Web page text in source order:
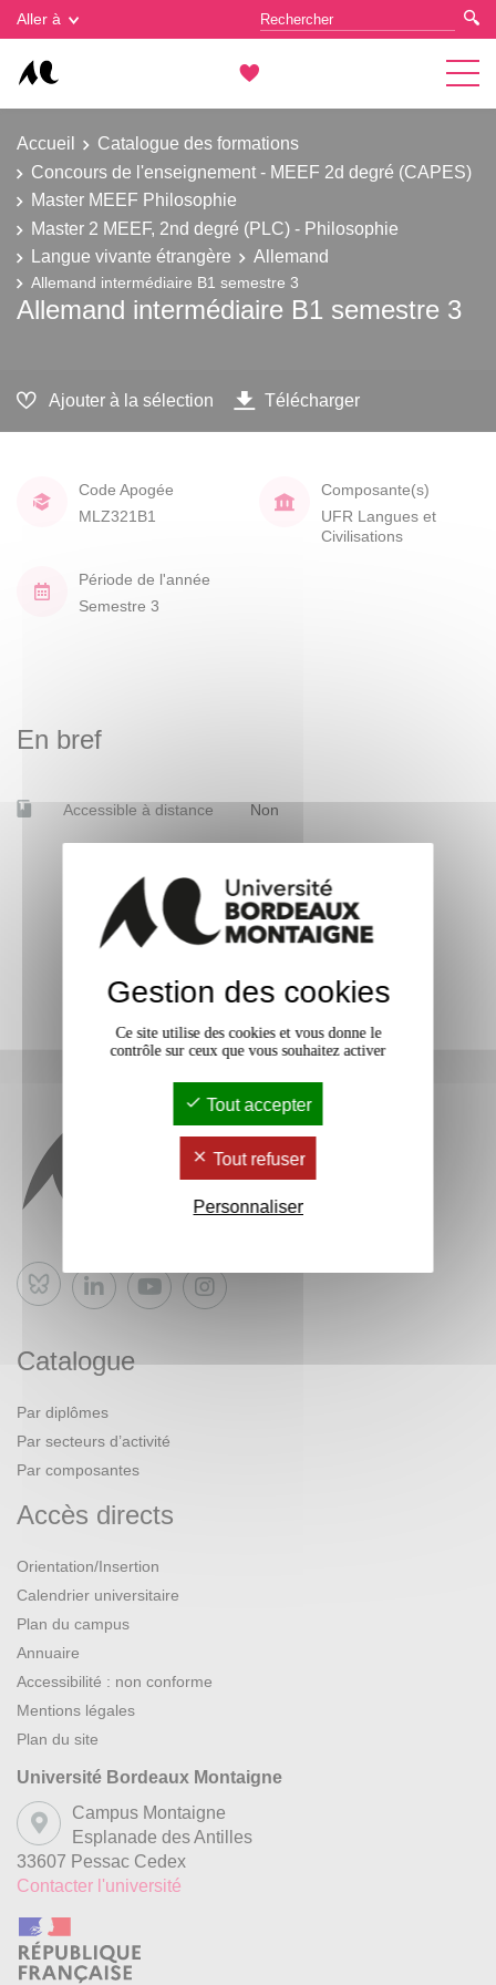
Aller à
Accueil
Catalogue des formations
Concours de l'enseignement - MEEF 2d degré (CAPES)
Master MEEF Philosophie
Master 2 MEEF, 2nd degré (PLC) - Philosophie
Langue vivante étrangère
Allemand
Allemand intermédiaire B1 semestre 3
Allemand intermédiaire B1 semestre 3
Ajouter à la sélection Télécharger
Code Apogée
MLZ321B1
Composante(s)
UFR Langues et
Civilisations
Période de l'année
Semestre 3
En bref
Accessible à distance Non
Bluesky
Catalogue
Par diplômes
Par secteurs d’activité
Par composantes
Accès directs
Orientation/Insertion
Calendrier universitaire
Plan du campus
Annuaire
Accessibilité : non conforme
Mentions légales
Plan du site
Université Bordeaux Montaigne
Campus Montaigne
Esplanade des Antilles
33607 Pessac Cedex
Contacter l'université
Gestion des cookies
Gestion des cookies
Ce site utilise des cookies et vous donne le
contrôle sur ceux que vous souhaitez activer
Tout accepter
Tout refuser
Personnaliser